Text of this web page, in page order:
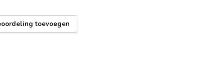
toevoegen